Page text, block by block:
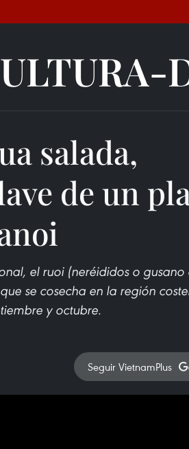
salada,
de un
el ruoi (neréididos o
se cosecha en la región
y octubre.
Seguir VietnamPlus